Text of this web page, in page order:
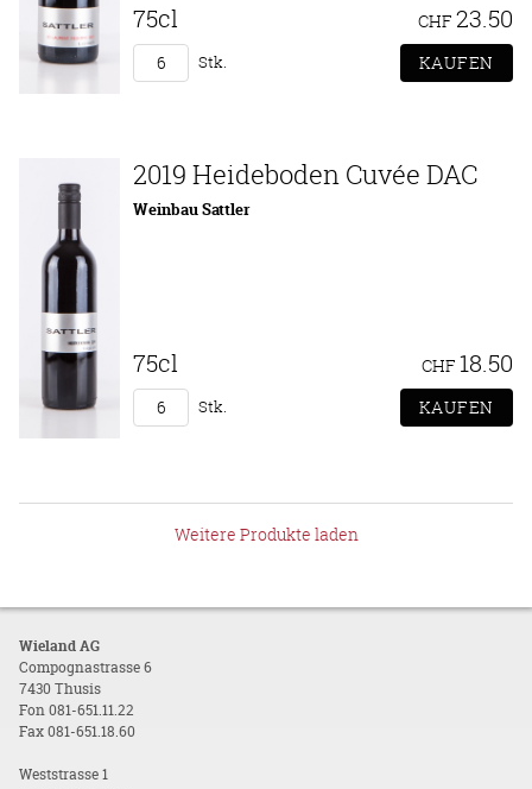
75cl CHF 23.50
Stk.
2019 Heideboden Cuvée DAC
Weinbau Sattler
75cl CHF 18.50
Stk.
Weitere Produkte laden
Wieland AG
Compognastrasse 6
7430 Thusis
Fon 081-651.11.22
Fax 081-651.18.60
Weststrasse 1